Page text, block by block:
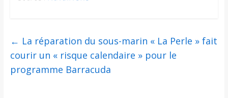
← La réparation du sous-marin « La Perle » fait
courir un « risque calendaire » pour le
programme Barracuda